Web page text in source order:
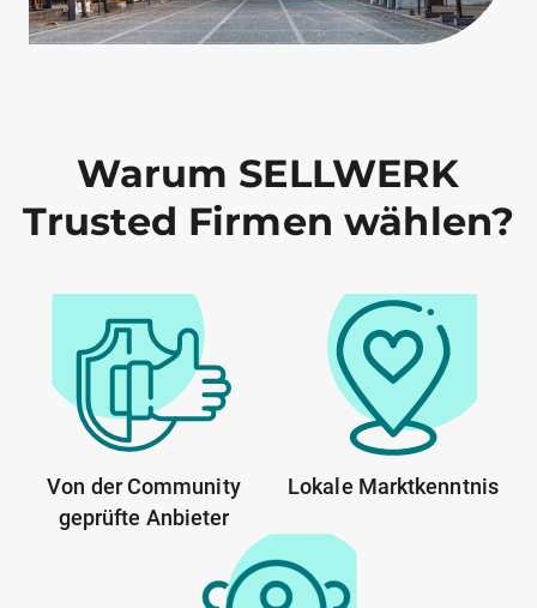
Warum SELLWERK
Trusted Firmen wählen?
Von der Community
geprüfte Anbieter
Lokale Marktkenntnis